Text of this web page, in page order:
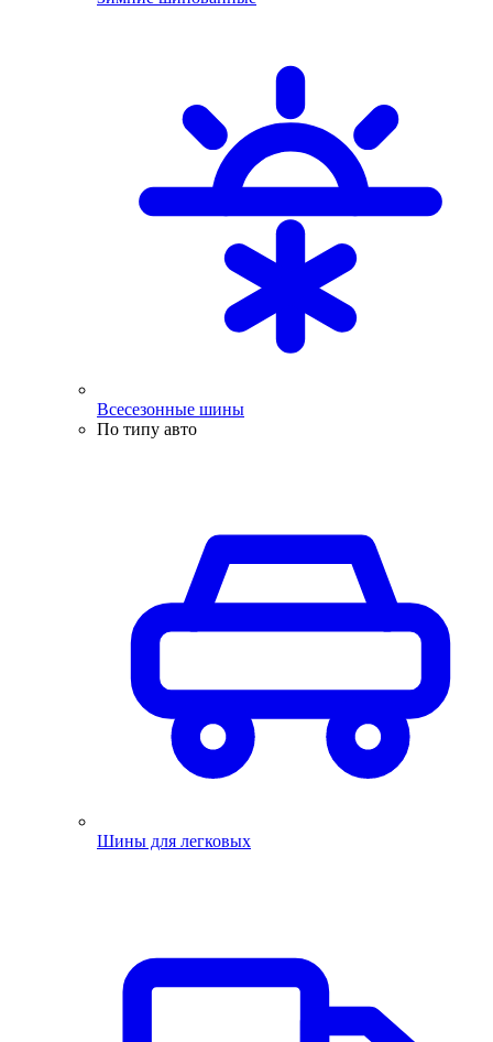
Всесезонные шины
По типу авто
Шины для легковых